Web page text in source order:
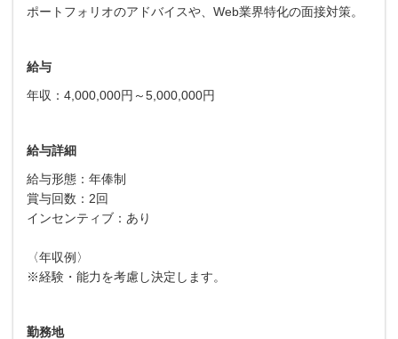
ポートフォリオのアドバイスや、Web業界特化の面接対策。
給与
年収：4,000,000円～5,000,000円
給与詳細
給与形態：年俸制
賞与回数：2回
インセンティブ：あり
〈年収例〉
※経験・能力を考慮し決定します。
勤務地